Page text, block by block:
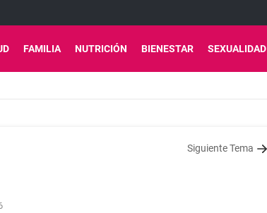
FAMILIA NUTRICIÓN BIENESTAR SEXUALIDAD
Siguiente Tema